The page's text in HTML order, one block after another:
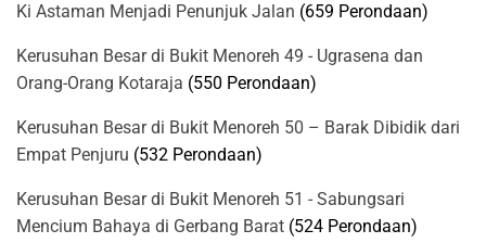
Ki Astaman Menjadi Penunjuk Jalan (659 Perondaan)
Kerusuhan Besar di Bukit Menoreh 49 - Ugrasena dan
Orang-Orang Kotaraja (550 Perondaan)
Kerusuhan Besar di Bukit Menoreh 50 – Barak Dibidik dari
Empat Penjuru (532 Perondaan)
Kerusuhan Besar di Bukit Menoreh 51 - Sabungsari
Mencium Bahaya di Gerbang Barat (524 Perondaan)